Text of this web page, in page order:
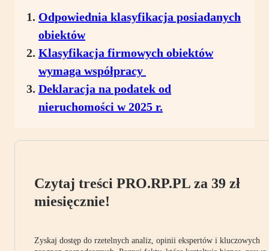
Odpowiednia klasyfikacja posiadanych
obiektów
Klasyfikacja firmowych obiektów
wymaga współpracy
Deklaracja na podatek od
nieruchomości w 2025 r.
Czytaj treści PRO.RP.PL za 39 zł
miesięcznie!
Zyskaj dostęp do rzetelnych analiz, opinii ekspertów i kluczowych